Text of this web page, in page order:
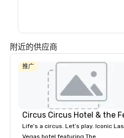
附近的供应商
推广
Life’s a circus. Let’s play. Iconic Las